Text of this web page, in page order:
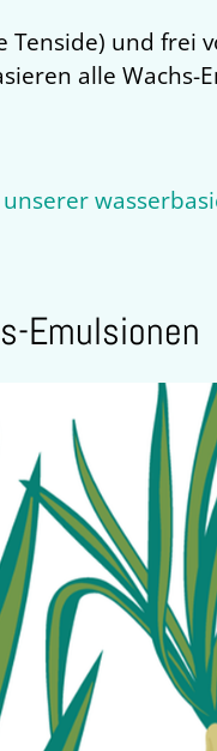
und frei
alle Wachs-
Emulsionen